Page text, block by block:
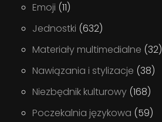
Emoji (11)
Jednostki (632)
Materiały multimedialne (32)
Nawiązania i stylizacje (38)
Niezbędnik kulturowy (168)
Poczekalnia językowa (59)